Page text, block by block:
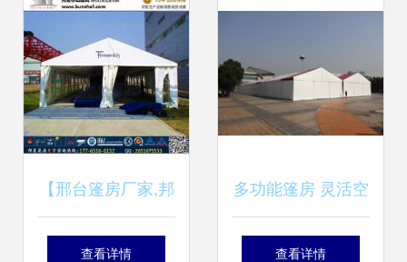
【邢台篷房厂家,邦
夏蓬房六角大蓬,彩
查看详情
多功能篷房 灵活空
间解决方案
查看详情